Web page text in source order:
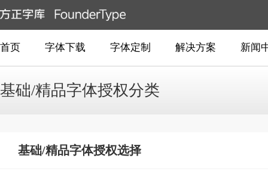
首页 字体下载 字体定制 解决方案 新闻
基础/精品字体授权分类
基础/精品字体授权选择